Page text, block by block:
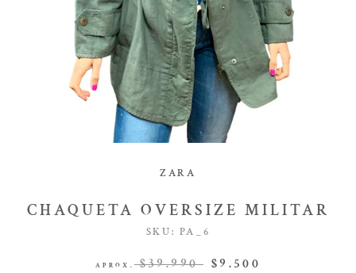
ZARA
CHAQUETA OVERSIZE MILITAR
SKU: PA_6
APROX. $39.990 $9.500